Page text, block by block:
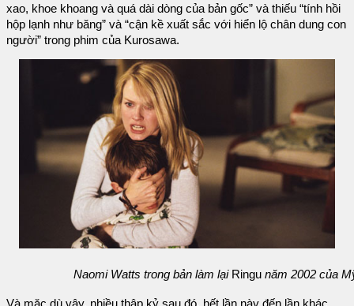
xao, khoe khoang và quá dài dòng của bản gốc” và thiếu “tính hồi
hộp lạnh như băng” và “cận kề xuất sắc với hiển lộ chân dung con
người” trong phim của Kurosawa.
Naomi Watts trong bản làm lạiRingu năm 2002 của